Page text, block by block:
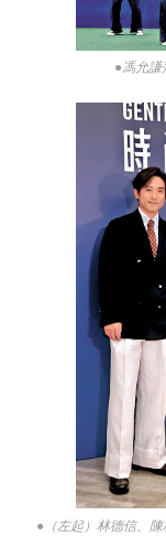
●馮允謙
●（左起）林德信、